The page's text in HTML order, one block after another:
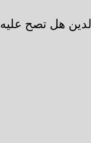
هل تصح عليه